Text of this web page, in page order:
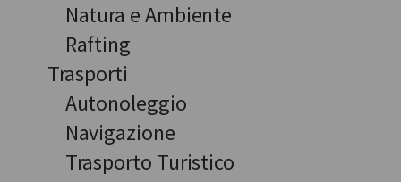
Natura e Ambiente
Rafting
Trasporti
Autonoleggio
Navigazione
Trasporto Turistico